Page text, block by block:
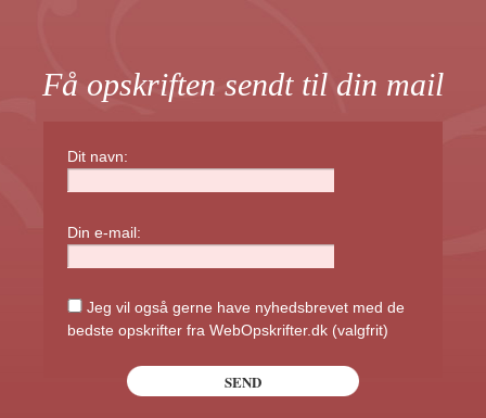
Få opskriften sendt til din mail
Dit navn:
Din e-mail:
Jeg vil også gerne have nyhedsbrevet med de
bedste opskrifter fra WebOpskrifter.dk (valgfrit)